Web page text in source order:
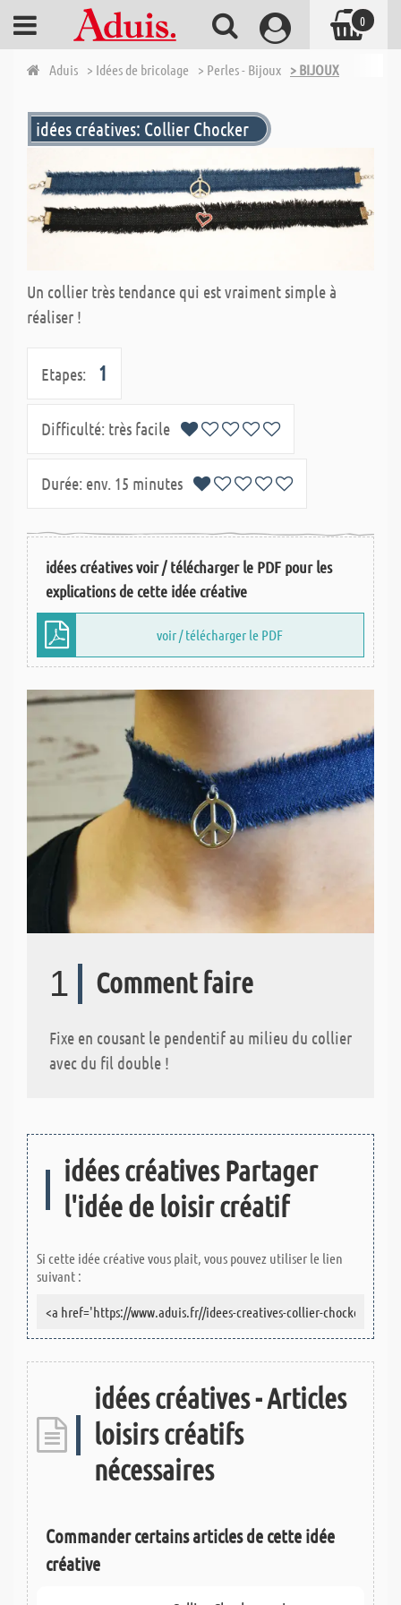
Aduis > Idées de bricolage > Perles - Bijoux > BIJOUX
idées créatives: Collier Chocker
Un collier très tendance qui est vraiment simple à
réaliser !
Etapes: 1
Difficulté: très facile
Durée: env. 15 minutes
idées créatives voir / télécharger le PDF pour les
explications de cette idée créative
voir / télécharger le PDF
1 Comment faire
Fixe en cousant le pendentif au milieu du collier
avec du fil double !
idées créatives Partager
l'idée de loisir créatif
Si cette idée créative vous plait, vous pouvez utiliser le lien
suivant :
idées créatives - Articles
loisirs créatifs
nécessaires
Commander certains articles de cette idée
créative
0